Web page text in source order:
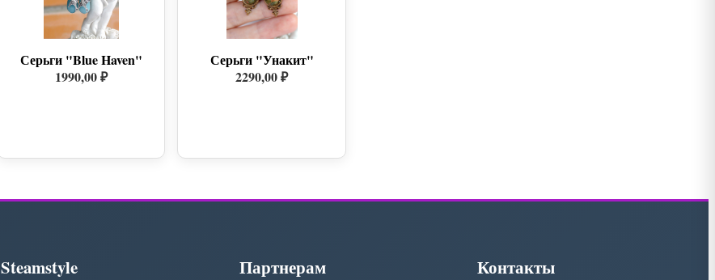
Серьги "Blue Haven"
1990,00 ₽
Серьги "Унакит"
2290,00 ₽
Steamstyle Партнерам Контакты